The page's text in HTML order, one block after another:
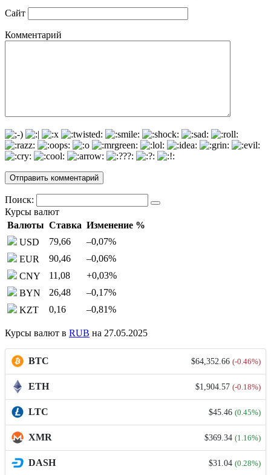
Сайт
Комментарий
Поиск:
Курсы валют
Валюты Ставка Изменение %
USD
79,66 –0,07%
EUR
90,46 –0,06%
CNY
11,08 +0,03%
BYN
26,48 –0,17%
KZT
0,16 –0,81%
Курсы валют в RUB на 27.05.2025
BTC $64,352.66 (-0.46%)
ETH $1,904.57 (-0.18%)
LTC $45.46 (0.45%)
XMR $369.34 (1.16%)
DASH $31.04 (0.28%)